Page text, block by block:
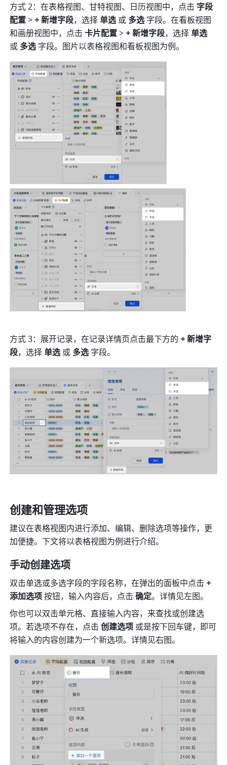
方式 2：在表格视图、甘特视图、日历视图中，点击 字段
配置 > + 新增字段，选择 单选 或 多选 字段。在看板视图
和画册视图中，点击 卡片配置 > + 新增字段，选择
或 多选 字段。图片以表格视图和看板视图为例。
方式 3：展开记录，在记录详情页点击最下方的 + 新增字
段，选择 单选 或 多选 字段。
创建和管理选项
建议在表格视图内进行添加、编辑、删除选项等操作，更
加便捷。下文将以表格视图为例进行介绍。
手动创建选项
双击单选或多选字段的字段名称，在弹出的面板中点击 +
添加选项 按钮，输入内容后，点击 确定。详情见左图。
你也可以双击单元格、直接输入内容，来查找或创建选
项。若选项不存在，点击 创建选项 或是按下回车键，即可
将输入的内容创建为一个新选项。详情见右图。